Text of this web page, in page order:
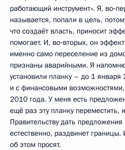
работающий инструмент». Я,
называется, попали в цель,
что создаёт власть, приносит
помогает. И, во‑вторых, он
именно само переселение из
признаны аварийными. Я
установили планку – до 1 января
и с финансовыми
2010 года. У меня есть
ещё раз эту планку переместить,
Правительству дать предложения
естественно, раздвинет
об этом просят.